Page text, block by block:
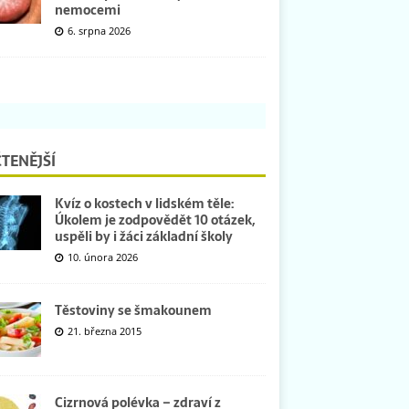
nemocemi
6. srpna 2026
Kvíz o kostech v lidském těle:
Úkolem je zodpovědět 10 otázek,
uspěli by i žáci základní školy
10. února 2026
Těstoviny se šmakounem
21. března 2015
Cizrnová polévka – zdraví z